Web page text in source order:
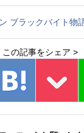
ブラックバイト物
この記事をシェア >